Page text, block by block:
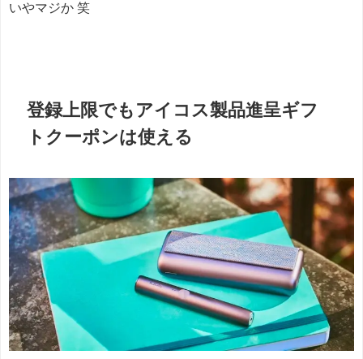
いやマジか 笑
登録上限でもアイコス製品進呈ギフ
トクーポンは使える